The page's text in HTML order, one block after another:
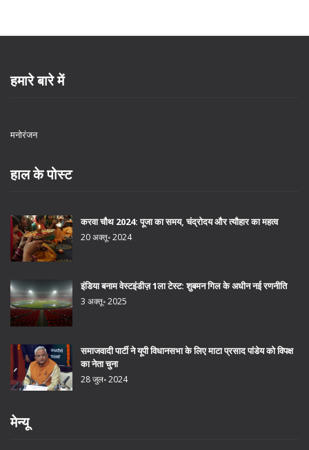
हमारे बारे में
मनोरंजन
हाल के पोस्ट
करवा चौथ 2024: पूजा का समय, चंद्रोदय और त्यौहार का महत्व
20 अक्तू॰ 2024
इंडिया बनाम वेस्टइंडीज़ 1ला टेस्ट: शुबमन गिल के अधीन नई रणनीति
3 अक्तू॰ 2025
समाजवादी पार्टी ने यूपी विधानसभा के लिए माटा प्रसाद पांडेय को विपक्ष
का नेता चुना
28 जुल॰ 2024
मेन्यू